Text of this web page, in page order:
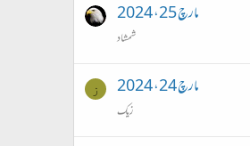
مارچ 25، 2024
شمشاد
مارچ 24، 2024
زیک
ز